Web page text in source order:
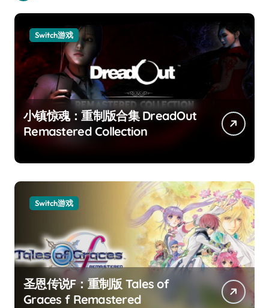
Switch游戏
小镇惊魂：重制版合集 DreadOut
Remastered Collection
Switch游戏
圣恩传说F：重制版 Tales of
Graces f Remastered